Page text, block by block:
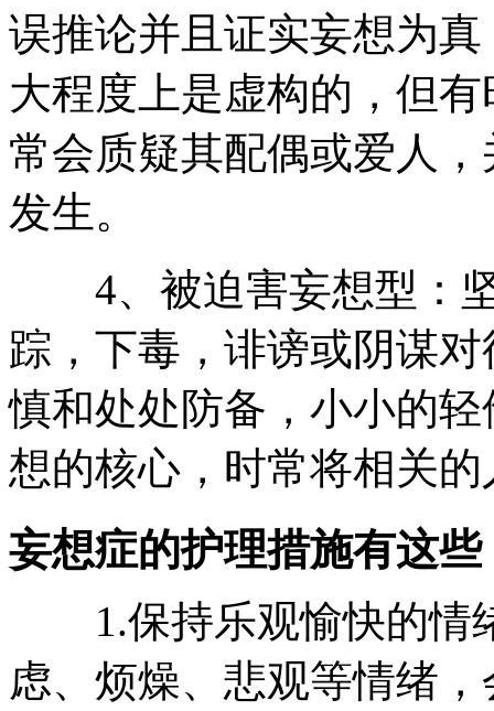
误推论并且证实妄想为
大程度上是虚构的，但
常会质疑其配偶或爱人
发生。
4、被迫害妄想型：坚
踪，下毒，诽谤或阴谋
慎和处处防备，小小的
想的核心，时常将相关
妄想症的护理措施有这些
1.保持乐观愉快的情
虑、烦燥、悲观等情绪